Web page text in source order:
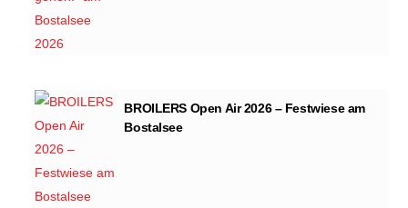
BROILERS Open Air 2026 – Festwiese am
Bostalsee